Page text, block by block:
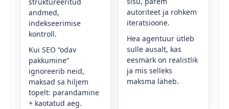
andmed,
indekseerimise
kontroll.
Kui SEO “odav
pakkumine”
ignoreerib neid,
maksad sa hiljem
topelt: parandamine
+ kaotatud aeg.
autoriteet ja rohkem
iteratsioone.
Hea agentuur ütleb
sulle ausalt, kas
eesmärk on realistlik
ja mis selleks
maksma läheb.